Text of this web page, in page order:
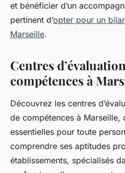
et bénéficier d’un
pertinent d’opter pour un
Marseille.
Centres
compétences à
Découvrez les centres
de compétences à Marseille,
essentielles pour toute
comprendre ses aptitudes
établissements, spécialisés